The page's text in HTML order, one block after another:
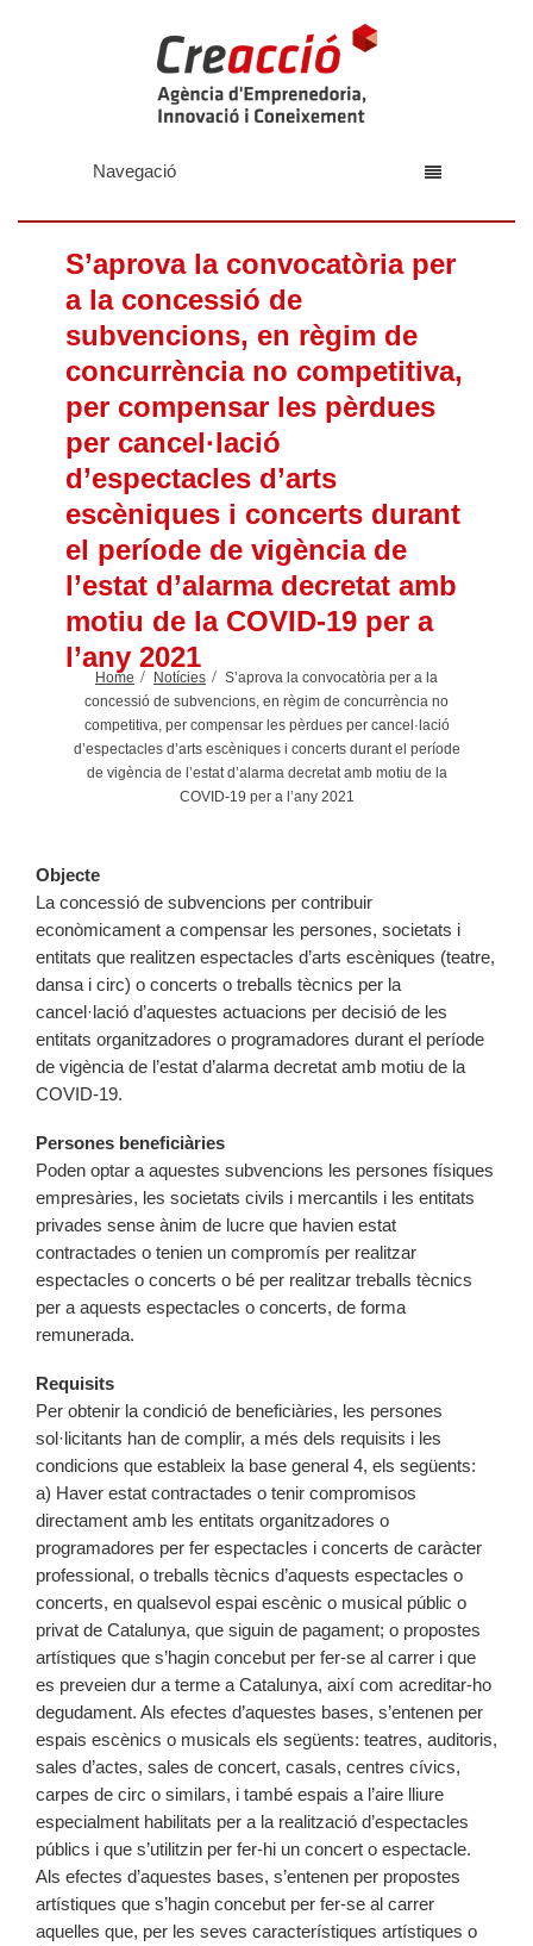
Navegació
S’aprova la convocatòria per
a la concessió de
subvencions, en règim de
concurrència no competitiva,
per compensar les pèrdues
per cancel·lació
d’espectacles d’arts
escèniques i concerts durant
el període de vigència de
l’estat d’alarma decretat amb
motiu de la COVID-19 per a
l’any 2021
Home Notícies
S’aprova la convocatòria per a la
concessió de subvencions, en règim de concurrència no
competitiva, per compensar les pèrdues per cancel·lació
d’espectacles d’arts escèniques i concerts durant el període
de vigència de l’estat d’alarma decretat amb motiu de la
COVID-19 per a l’any 2021
Objecte
La concessió de subvencions per contribuir
econòmicament a compensar les persones, societats i
entitats que realitzen espectacles d’arts escèniques (teatre,
dansa i circ) o concerts o treballs tècnics per la
cancel·lació d’aquestes actuacions per decisió de les
entitats organitzadores o programadores durant el període
de vigència de l’estat d’alarma decretat amb motiu de la
COVID-19.
Persones beneficiàries
Poden optar a aquestes subvencions les persones físiques
empresàries, les societats civils i mercantils i les entitats
privades sense ànim de lucre que havien estat
contractades o tenien un compromís per realitzar
espectacles o concerts o bé per realitzar treballs tècnics
per a aquests espectacles o concerts, de forma
remunerada.
Requisits
Per obtenir la condició de beneficiàries, les persones
sol·licitants han de complir, a més dels requisits i les
condicions que estableix la base general 4, els següents:
a) Haver estat contractades o tenir compromisos
directament amb les entitats organitzadores o
programadores per fer espectacles i concerts de caràcter
professional, o treballs tècnics d’aquests espectacles o
concerts, en qualsevol espai escènic o musical públic o
privat de Catalunya, que siguin de pagament; o propostes
artístiques que s’hagin concebut per fer-se al carrer i que
es preveien dur a terme a Catalunya, així com acreditar-ho
degudament. Als efectes d’aquestes bases, s’entenen per
espais escènics o musicals els següents: teatres, auditoris,
sales d’actes, sales de concert, casals, centres cívics,
carpes de circ o similars, i també espais a l’aire lliure
especialment habilitats per a la realització d’espectacles
públics i que s’utilitzin per fer-hi un concert o espectacle.
Als efectes d’aquestes bases, s’entenen per propostes
artístiques que s’hagin concebut per fer-se al carrer
aquelles que, per les seves característiques artístiques o